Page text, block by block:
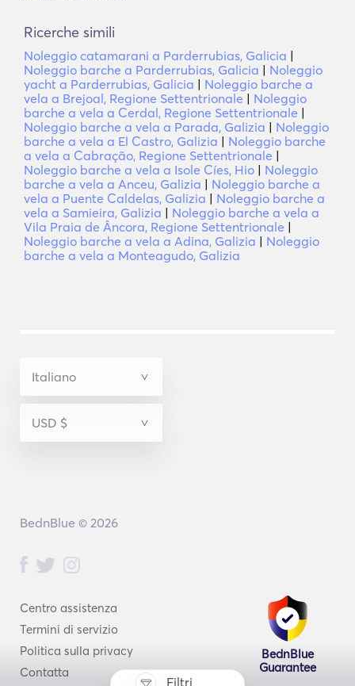
Filtri
Ricerche simili
Noleggio catamarani a Parderrubias, Galicia |
Noleggio barche a Parderrubias, Galicia | Noleggio
yacht a Parderrubias, Galicia | Noleggio barche a
vela a Brejoal, Regione Settentrionale | Noleggio
barche a vela a Cerdal, Regione Settentrionale |
Noleggio barche a vela a Parada, Galizia | Noleggio
barche a vela a El Castro, Galizia | Noleggio barche
a vela a Cabração, Regione Settentrionale |
Noleggio barche a vela a Isole Cíes, Hio | Noleggio
barche a vela a Anceu, Galizia | Noleggio barche a
vela a Puente Caldelas, Galizia | Noleggio barche a
vela a Samieira, Galizia | Noleggio barche a vela a
Vila Praia de Âncora, Regione Settentrionale |
Noleggio barche a vela a Adina, Galizia | Noleggio
barche a vela a Monteagudo, Galizia
Centro assistenza
Termini di servizio
Politica sulla privacy
Contatta
BednBlue
Guarantee
BednBlue © 2026